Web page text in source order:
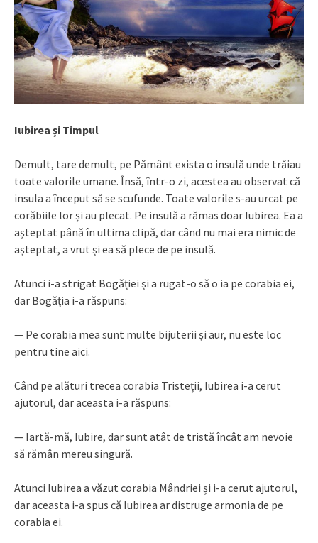
Iubirea și Timpul
Demult, tare demult, pe Pământ exista o insulă unde trăiau
toate valorile umane. Însă, într-o zi, acestea au observat că
insula a început să se scufunde. Toate valorile s-au urcat pe
corăbiile lor și au plecat. Pe insulă a rămas doar Iubirea. Ea a
așteptat până în ultima clipă, dar când nu mai era nimic de
așteptat, a vrut și ea să plece de pe insulă.
Atunci i-a strigat Bogăției și a rugat-o să o ia pe corabia ei,
dar Bogăția i-a răspuns:
— Pe corabia mea sunt multe bijuterii și aur, nu este loc
pentru tine aici.
Când pe alături trecea corabia Tristeții, Iubirea i-a cerut
ajutorul, dar aceasta i-a răspuns:
— Iartă-mă, Iubire, dar sunt atât de tristă încât am nevoie
să rămân mereu singură.
Atunci Iubirea a văzut corabia Mândriei și i-a cerut ajutorul,
dar aceasta i-a spus că Iubirea ar distruge armonia de pe
corabia ei.